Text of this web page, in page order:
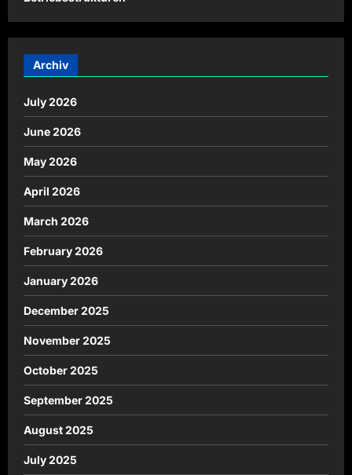
Archiv
July 2026
June 2026
May 2026
April 2026
March 2026
February 2026
January 2026
December 2025
November 2025
October 2025
September 2025
August 2025
July 2025